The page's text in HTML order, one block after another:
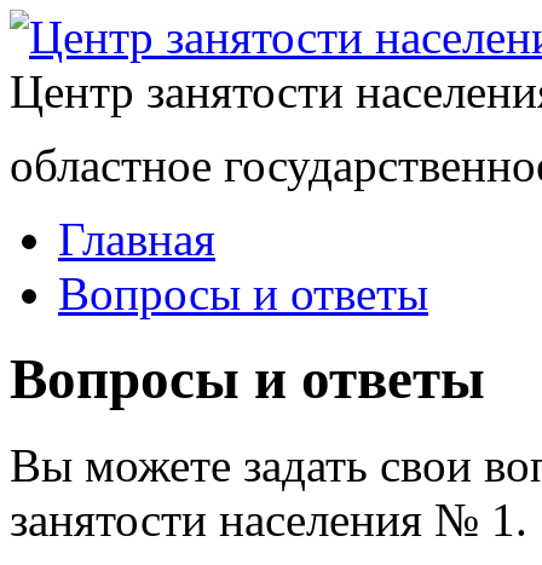
Центр занятости
областное
Главная
Вопросы и ответы
Вопросы и ответы
Вы можете задать свои
занятости населения № 1.